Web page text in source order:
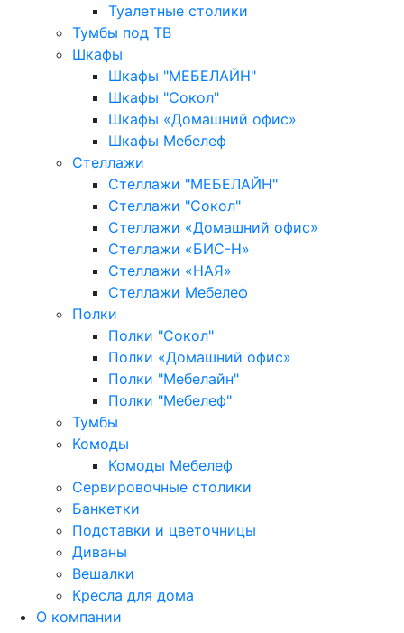
Туалетные столики
Тумбы под ТВ
Шкафы
Шкафы "МЕБЕЛАЙН"
Шкафы "Сокол"
Шкафы «Домашний офис»
Шкафы Мебелеф
Стеллажи
Стеллажи "МЕБЕЛАЙН"
Стеллажи "Сокол"
Стеллажи «Домашний офис»
Стеллажи «БИС-Н»
Стеллажи «НАЯ»
Стеллажи Мебелеф
Полки
Полки "Сокол"
Полки «Домашний офис»
Полки "Мебелайн"
Полки "Мебелеф"
Тумбы
Комоды
Комоды Мебелеф
Сервировочные столики
Банкетки
Подставки и цветочницы
Диваны
Вешалки
Кресла для дома
О компании